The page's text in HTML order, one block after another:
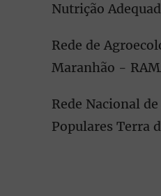
Nutrição
Rede de
Maranhão -
Rede Nacional
Populares Terra